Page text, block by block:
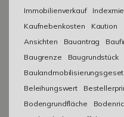
Immobilienverkauf
Kaufnebenkosten
Kaution
Ansichten
Bauantrag
Baugrenze
Baugrundstück
Beleihungswert
Bodengrundfläche